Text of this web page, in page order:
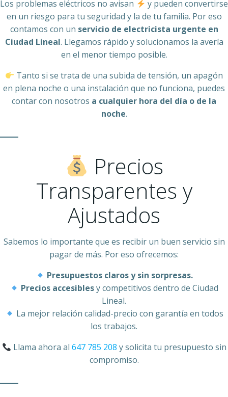
Los problemas eléctricos no avisan
y pueden convertirse
en un riesgo para tu seguridad y la de tu familia. Por eso
contamos con un servicio de electricista urgente en
Ciudad Lineal. Llegamos rápido y solucionamos la avería
en el menor tiempo posible.
Tanto si se trata de una subida de tensión, un apagón
en plena noche o una instalación que no funciona, puedes
contar con nosotros a cualquier hora del día o de la
noche.
Precios
Transparentes y
Ajustados
Sabemos lo importante que es recibir un buen servicio sin
pagar de más. Por eso ofrecemos:
Presupuestos claros y sin sorpresas.
Precios accesiblesy competitivos dentro de Ciudad
Lineal.
La mejor relación calidad-precio con garantía en todos
los trabajos.
Llama ahora al 647 785 208 y solicita tu presupuesto sin
compromiso.